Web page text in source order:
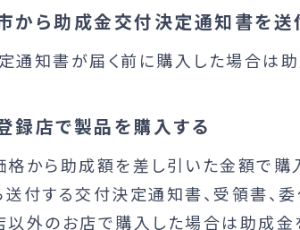
から助成金交付決定通知書を送
通知書が届く前に購入した場合は助
録店で製品を購入する
格から助成額を差し引いた金額で購
送付する交付決定通知書、受領書、
以外のお店で購入した場合は助成金